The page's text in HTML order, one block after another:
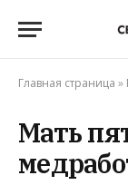
Главная страница »
Мать